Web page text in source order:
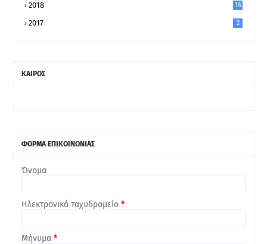
2018 16
2017 2
ΚΑΙΡΟΣ
ΦΟΡΜΑ ΕΠΙΚΟΙΝΩΝΙΑΣ
Όνομα
Ηλεκτρονικό ταχυδρομείο *
Μήνυμα *